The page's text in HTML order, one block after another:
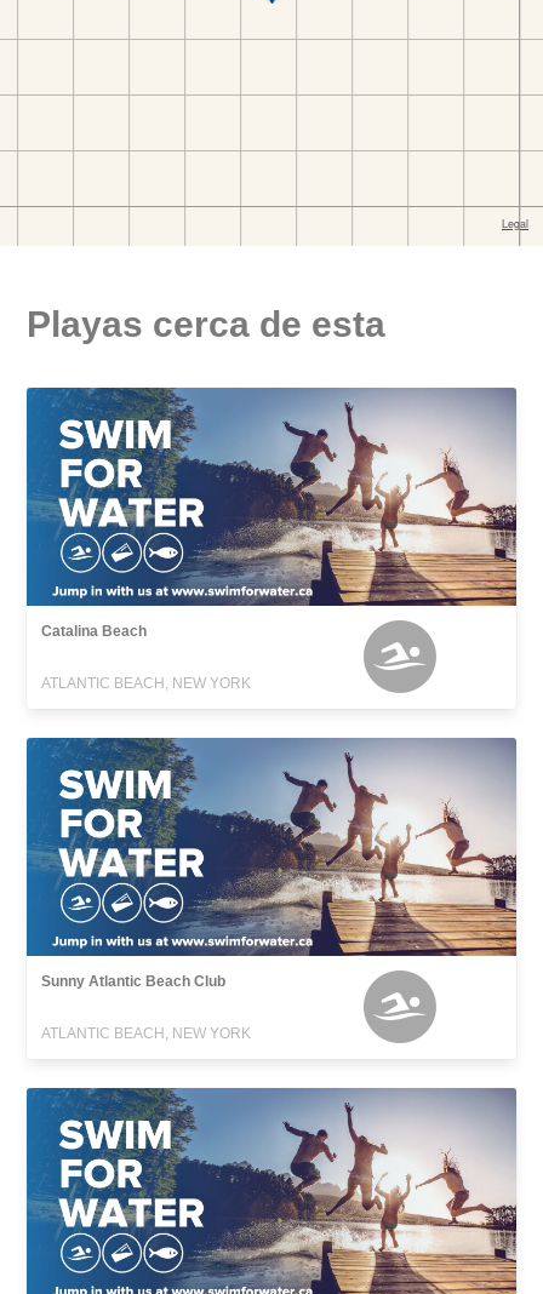
Playas cerca de esta
Catalina Beach
ATLANTIC BEACH, NEW YORK
Sunny Atlantic Beach Club
ATLANTIC BEACH, NEW YORK